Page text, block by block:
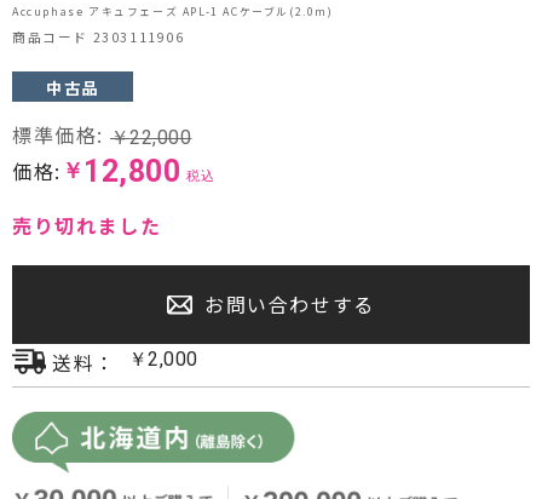
ヘッドフォン・イヤホン
オーディオその他
AVアンプ
ＴＶ・レコーダー・プレーヤー
サウンドバー・アンプ内蔵型スピーカー
センタースピーカー・サブウーファー
Accuphase アキュフェーズ APL-1 ACケーブル(2.0m)
商品コード 2303111906
中古品
標準価格: ￥22,000
価格: ￥ 12,800 税込
売り切れました
お問い合わせする
送料：
￥2,000